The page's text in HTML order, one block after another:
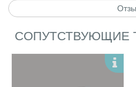
СОПУТСТВУЮЩИЕ